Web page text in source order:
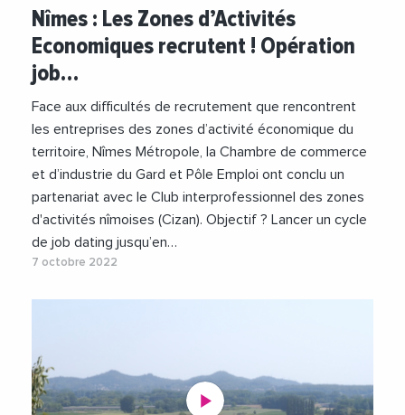
#NimesMetropole
Nîmes : Les Zones d’Activités
Economiques recrutent ! Opération
job…
Face aux difficultés de recrutement que rencontrent
les entreprises des zones d’activité économique du
territoire, Nîmes Métropole, la Chambre de commerce
et d’industrie du Gard et Pôle Emploi ont conclu un
partenariat avec le Club interprofessionnel des zones
d'activités nîmoises (Cizan). Objectif ? Lancer un cycle
de job dating jusqu’en…
7 octobre 2022